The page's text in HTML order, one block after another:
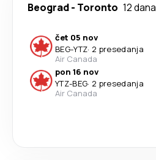
Beograd- Toronto 12 dana
čet 05 nov
BEG-YTZ· 2 presedanja
Air Canada
pon 16 nov
YTZ-BEG· 2 presedanja
Air Canada